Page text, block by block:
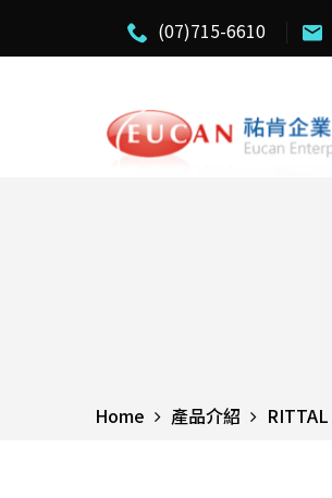
(07)715-6610
Home 產品介紹 RITTAL